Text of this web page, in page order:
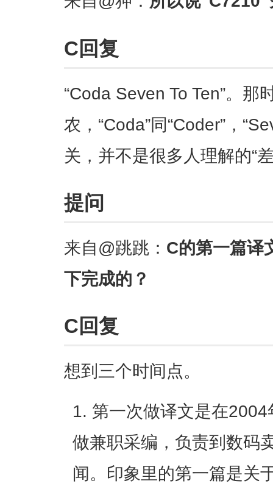
C回复
“Coda Seven To Ten”。那
农，“Coda”同“Coder”，
关，并不是很多人理解的“
提问
来自@跳跳： C的第一篇译
下完成的？
C回复
想到三个时间点。
第一次做译文是在
做兼职采编，负责到数码
闻。印象里的第一篇是关